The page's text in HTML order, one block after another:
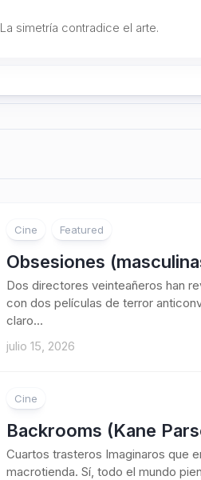
La simetría contradice el arte.
Cine Featured
Obsesiones
Dos directores veinteañeros han
con dos películas de terror
claro...
julio 15, 2026
Cine
Backrooms (Kane
Cuartos trasteros Imaginaros que
macrotienda. Sí, todo el mundo